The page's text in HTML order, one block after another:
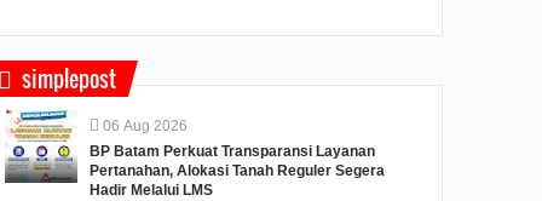
simplepost
06 Aug 2026
BP Batam Perkuat Transparansi Layanan
Pertanahan, Alokasi Tanah Reguler Segera
Hadir Melalui LMS